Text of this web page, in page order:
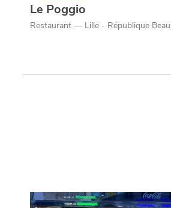
Mentions légales
Le Poggio
Restaurant — Lille - République